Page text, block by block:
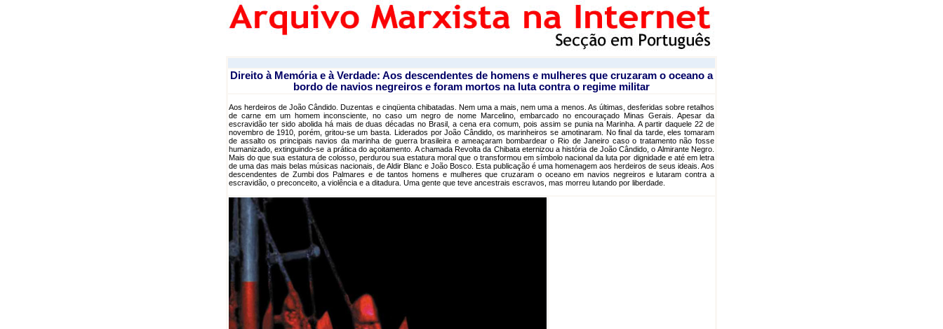
Direito à Memória e à Verdade: Aos descendentes de homens e mulheres que cruzaram o oceano a
bordo de navios negreiros e foram mortos na luta contra o regime militar
Aos herdeiros de João Cândido. Duzentas e cinqüenta chibatadas. Nem uma a mais, nem uma a menos. As últimas, desferidas sobre retalhos
de carne em um homem inconsciente, no caso um negro de nome Marcelino, embarcado no encouraçado Minas Gerais. Apesar da
escravidão ter sido abolida há mais de duas décadas no Brasil, a cena era comum, pois assim se punia na Marinha. A partir daquele 22 de
novembro de 1910, porém, gritou-se um basta. Liderados por João Cândido, os marinheiros se amotinaram. No final da tarde, eles tomaram
de assalto os principais navios da marinha de guerra brasileira e ameaçaram bombardear o Rio de Janeiro caso o tratamento não fosse
humanizado, extinguindo-se a prática do açoitamento. A chamada Revolta da Chibata eternizou a história de João Cândido, o Almirante Negro.
Mais do que sua estatura de colosso, perdurou sua estatura moral que o transformou em símbolo nacional da luta por dignidade e até em letra
de uma das mais belas músicas nacionais, de Aldir Blanc e João Bosco. Esta publicação é uma homenagem aos herdeiros de seus ideais. Aos
descendentes de Zumbi dos Palmares e de tantos homens e mulheres que cruzaram o oceano em navios negreiros e lutaram contra a
escravidão, o preconceito, a violência e a ditadura. Uma gente que teve ancestrais escravos, mas morreu lutando por liberdade.